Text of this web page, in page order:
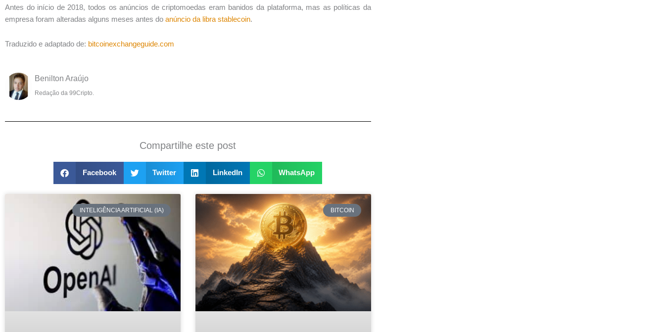
Antes do início de 2018, todos os anúncios de criptomoedas eram banidos da plataforma, mas as políticas da
empresa foram alteradas alguns meses antes do anúncio da libra stablecoin.
Traduzido e adaptado de: bitcoinexchangeguide.com
Benilton Araújo
Redação da 99Cripto.
Compartilhe este post
Facebook Twitter LinkedIn WhatsApp
INTELIGÊNCIA ARTIFICIAL (IA) BITCOIN